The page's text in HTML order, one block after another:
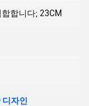
합니다; 23CM
자인